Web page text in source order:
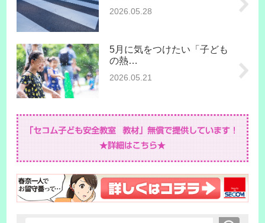
2026.05.28
5月に気をつけたい「子ども
の熱…
2026.05.21